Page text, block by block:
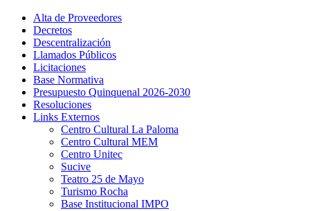
Alta de Proveedores
Decretos
Descentralización
Llamados Públicos
Licitaciones
Base Normativa
Presupuesto Quinquenal 2026-2030
Resoluciones
Links Externos
Centro Cultural La Paloma
Centro Cultural MEM
Centro Unitec
Sucive
Teatro 25 de Mayo
Turismo Rocha
Base Institucional IMPO